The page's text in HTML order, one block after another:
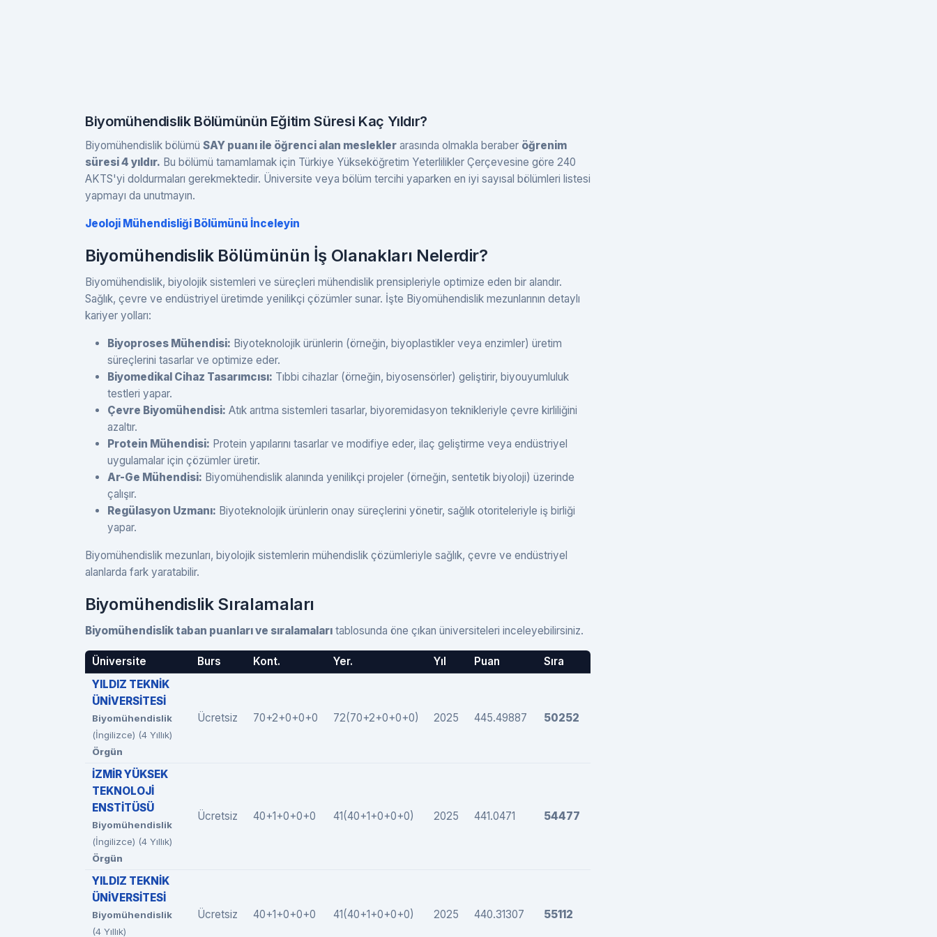
Biyomühendislik Bölümünün Eğitim Süresi Kaç Yıldır?
Biyomühendislik bölümü SAY puanı ile öğrenci alan meslekler arasında olmakla beraber öğrenim
süresi 4 yıldır. Bu bölümü tamamlamak için Türkiye Yükseköğretim Yeterlilikler Çerçevesine göre 240
AKTS'yi doldurmaları gerekmektedir. Üniversite veya bölüm tercihi yaparken en iyi sayısal bölümleri listesi
yapmayı da unutmayın.
Jeoloji Mühendisliği Bölümünü İnceleyin
Biyomühendislik Bölümünün İş Olanakları Nelerdir?
Biyomühendislik, biyolojik sistemleri ve süreçleri mühendislik prensipleriyle optimize eden bir alandır.
Sağlık, çevre ve endüstriyel üretimde yenilikçi çözümler sunar. İşte Biyomühendislik mezunlarının detaylı
kariyer yolları:
Biyoproses Mühendisi: Biyoteknolojik ürünlerin (örneğin, biyoplastikler veya enzimler) üretim
süreçlerini tasarlar ve optimize eder.
Biyomedikal Cihaz Tasarımcısı: Tıbbi cihazlar (örneğin, biyosensörler) geliştirir, biyouyumluluk
testleri yapar.
Çevre Biyomühendisi: Atık arıtma sistemleri tasarlar, biyoremidasyon teknikleriyle çevre kirliliğini
azaltır.
Protein Mühendisi: Protein yapılarını tasarlar ve modifiye eder, ilaç geliştirme veya endüstriyel
uygulamalar için çözümler üretir.
Ar-Ge Mühendisi: Biyomühendislik alanında yenilikçi projeler (örneğin, sentetik biyoloji) üzerinde
çalışır.
Regülasyon Uzmanı: Biyoteknolojik ürünlerin onay süreçlerini yönetir, sağlık otoriteleriyle iş birliği
yapar.
Biyomühendislik mezunları, biyolojik sistemlerin mühendislik çözümleriyle sağlık, çevre ve endüstriyel
alanlarda fark yaratabilir.
Biyomühendislik Sıralamaları
Biyomühendislik taban puanları ve sıralamaları tablosunda öne çıkan üniversiteleri inceleyebilirsiniz.
Üniversite Burs Kont. Yer. Yıl Puan
Sıra
YILDIZ TEKNİK
ÜNİVERSİTESİ
Biyomühendislik
(İngilizce) (4 Yıllık)
Örgün
Ücretsiz 70+2+0+0+0 72(70+2+0+0+0) 2025 445.49887 50252
İZMİR YÜKSEK
TEKNOLOJİ
ENSTİTÜSÜ
Biyomühendislik
(İngilizce) (4 Yıllık)
Örgün
Ücretsiz 40+1+0+0+0 41(40+1+0+0+0) 2025 441.0471 54477
YILDIZ TEKNİK
ÜNİVERSİTESİ
Biyomühendislik
(4 Yıllık)
Ücretsiz 40+1+0+0+0 41(40+1+0+0+0) 2025 440.31307 55112